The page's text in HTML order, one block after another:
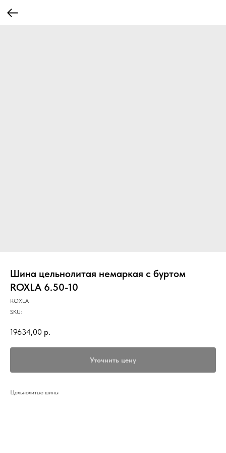
Шина цельнолитая немаркая с буртом
ROXLA 6.50-10
ROXLA
SKU:
19634,00 р.
Уточнить цену
Цельнолитые шины